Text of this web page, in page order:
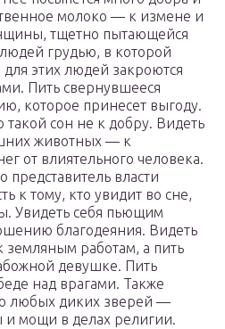
молоко — к измене и
тщетно пытающейся
грудью, в которой
этих людей закроются
Пить свернувшееся
которое принесет выгоду.
такой сон не к добру. Видеть
животных — к
от влиятельного человека.
представитель власти
к тому, кто увидит во сне,
Увидеть себя пьющим
благодеяния. Видеть
работам, а пить
девушке. Пить
над врагами. Также
любых диких зверей —
и мощи в делах религии.